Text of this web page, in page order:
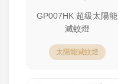
GP007HK 超級太陽能
滅蚊燈
太陽能滅蚊燈